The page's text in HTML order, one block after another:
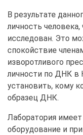
В результате
личность
исследован. Это
спокойствие
изворотливого
личности по ДНК в
установить, кому
образец ДНК.
Лаборатория
оборудование и